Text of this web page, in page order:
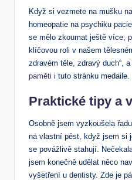
Když si vezmete na mušku
homeopatie na psychiku
se mělo zkoumat ještě více;
klíčovou roli v našem
zdravém těle, zdravý duch“, a
paměti i tuto stránku medaile.
Praktické tipy a
Osobně jsem vyzkoušela
na vlastní pěst, když jsem si
se povážlivě stahují.
jsem konečně udělat něco
vyšetření u dentisty. Zde je